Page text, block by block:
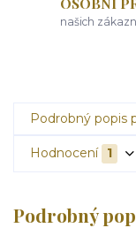
našich
Podrobný popis
Hodnocení 1
Podrobný